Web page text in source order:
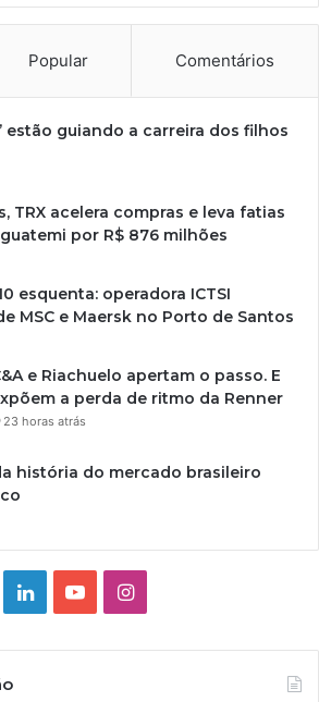
Popular Comentários
estão guiando a carreira dos filhos
TRX acelera compras e leva fatias
por R$ 876 milhões
esquenta: operadora ICTSI
MSC e Maersk no Porto de Santos
e Riachuelo apertam o passo. E
a perda de ritmo da Renner
23 horas atrás
história do mercado brasileiro
LinkedinYouTubeInstagram